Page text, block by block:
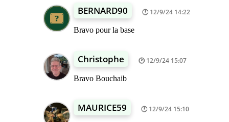
BERNARD90 12/9/24 14:22
Bravo pour la base
Christophe 12/9/24 15:07
Bravo Bouchaib
MAURICE59 12/9/24 15:10